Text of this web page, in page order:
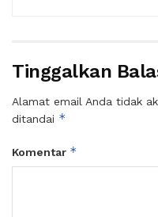
Tinggalkan
Alamat email Anda tidak
ditandai *
Komentar *